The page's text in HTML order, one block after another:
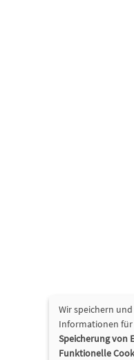
Wir speichern
Informationen für
Speicherung von
Funktionelle